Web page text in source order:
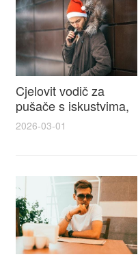
Cjelovit vodič za
pušače s iskustvima,
recenzijama i
cigarette na e cigareta
2026-03-01